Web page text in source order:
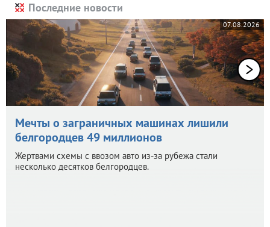
Последние новости
07.08.2026
Мечты о заграничных машинах лишили
белгородцев 49 миллионов
Жертвами схемы с ввозом авто из-за рубежа стали
несколько десятков белгородцев.